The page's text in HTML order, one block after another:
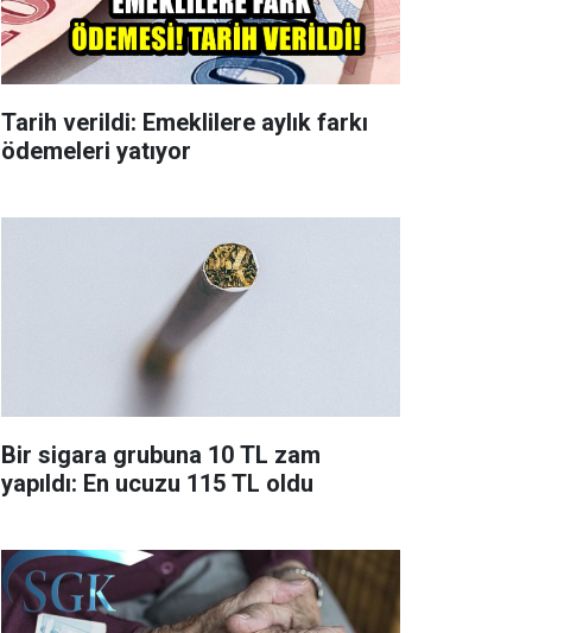
Tarih verildi: Emeklilere aylık farkı
ödemeleri yatıyor
Bir sigara grubuna 10 TL zam
yapıldı: En ucuzu 115 TL oldu